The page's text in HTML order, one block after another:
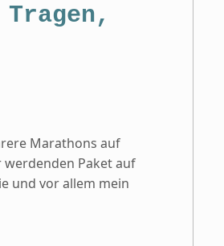
Marathons auf
Paket auf
und vor allem mein